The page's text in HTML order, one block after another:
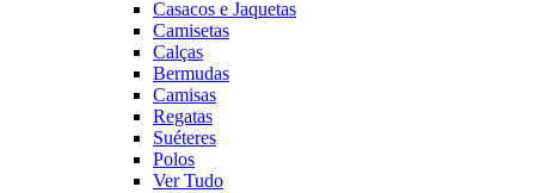
Casacos e Jaquetas
Camisetas
Calças
Bermudas
Camisas
Regatas
Suéteres
Polos
Ver Tudo